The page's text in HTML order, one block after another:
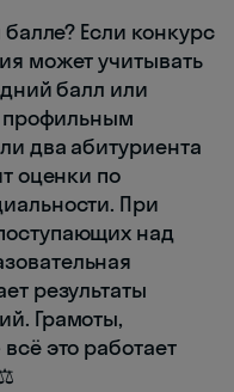
Если конкурс
может учитывать
балл или
профильным
два абитуриента
оценки по
При
над
результаты
Грамоты,
это работает